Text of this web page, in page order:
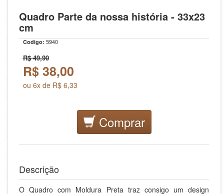
Quadro Parte da nossa história - 33x23
cm
Codigo: 5940
R$ 49,90
R$ 38,00
ou 6x de R$ 6,33
Comprar
Descrição
O Quadro com Moldura Preta traz consigo um design